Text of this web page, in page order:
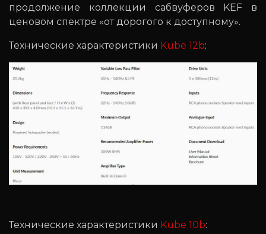
продолжение коллекции сабвуферов KEF в
ценовом спектре «от дорогого к доступному».
Технические характеристики Kube 12b:
Технические характеристики Kube 10b: